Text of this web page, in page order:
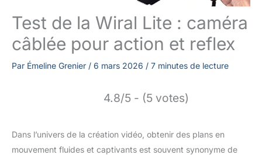
Test de la Wiral Lite : caméra
câblée pour action et reflex
Par Émeline Grenier / 6 mars 2026 / 7 minutes de lecture
4.8/5 - (5 votes)
Dans l’univers de la création vidéo, obtenir des plans en
mouvement fluides et captivants est souvent synonyme de